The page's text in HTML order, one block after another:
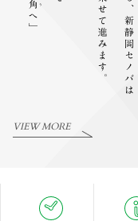
VIEW MORE